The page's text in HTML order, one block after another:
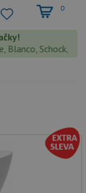
0
Blanco, Schock,